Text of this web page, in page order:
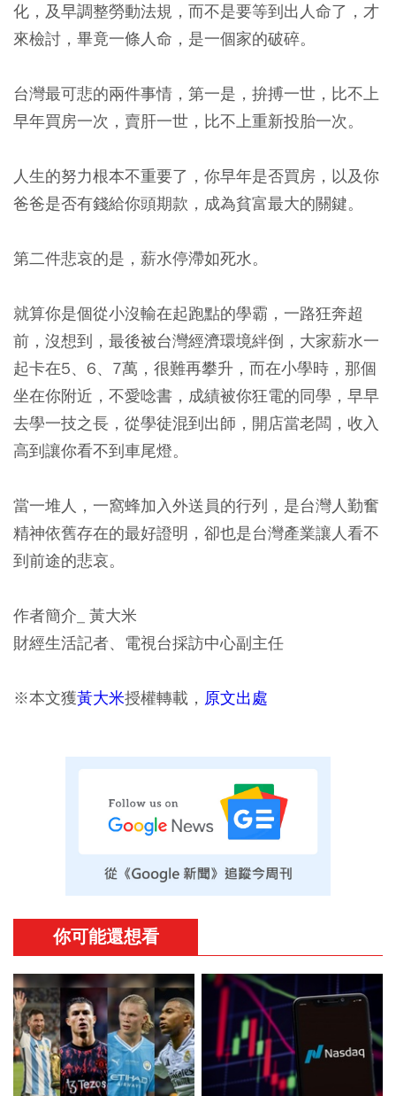
化，及早調整勞動法規，而不是要等到出人命了，才
來檢討，畢竟一條人命，是一個家的破碎。
台灣最可悲的兩件事情，第一是，拚搏一世，比不上
早年買房一次，賣肝一世，比不上重新投胎一次。
人生的努力根本不重要了，你早年是否買房，以及你
爸爸是否有錢給你頭期款，成為貧富最大的關鍵。
第二件悲哀的是，薪水停滯如死水。
就算你是個從小沒輸在起跑點的學霸，一路狂奔超
前，沒想到，最後被台灣經濟環境絆倒，大家薪水一
起卡在5、6、7萬，很難再攀升，而在小學時，那個
坐在你附近，不愛唸書，成績被你狂電的同學，早早
去學一技之長，從學徒混到出師，開店當老闆，收入
高到讓你看不到車尾燈。
當一堆人，一窩蜂加入外送員的行列，是台灣人勤奮
精神依舊存在的最好證明，卻也是台灣產業讓人看不
到前途的悲哀。
作者簡介_ 黃大米
財經生活記者、電視台採訪中心副主任
※本文獲黃大米授權轉載， 原文出處